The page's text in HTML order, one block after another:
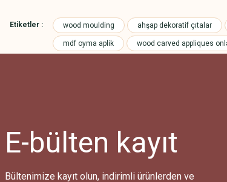
Ürün resmi kalitesiz, bozuk veya görüntülenemiyor.
Etiketler : wood moulding ahşap dekoratif çıtalar
mdf oyma aplik wood carved appliques
E-bülten kayıt
Bültenimize kayıt olun, indirimli ürünlerden ve